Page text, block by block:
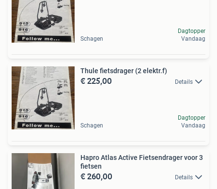
Schagen
Dagtopper
Vandaag
Thule fietsdrager (2 elektr.f)
€ 225,00 Details
Schagen
Dagtopper
Vandaag
Hapro Atlas Active Fietsendrager voor 3
fietsen
€ 260,00 Details